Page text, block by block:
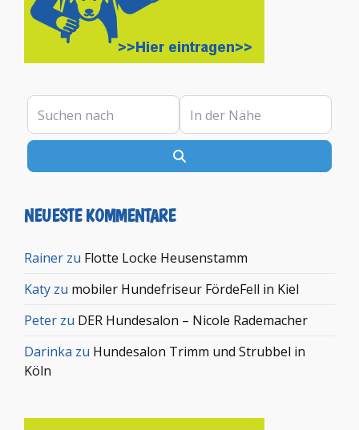
Suchen nach In der Nähe
NEUESTE KOMMENTARE
Rainer zu Flotte Locke Heusenstamm
Katy zu mobiler Hundefriseur FördeFell in Kiel
Peter zu DER Hundesalon – Nicole Rademacher
Darinka zu Hundesalon Trimm und Strubbel in
Köln